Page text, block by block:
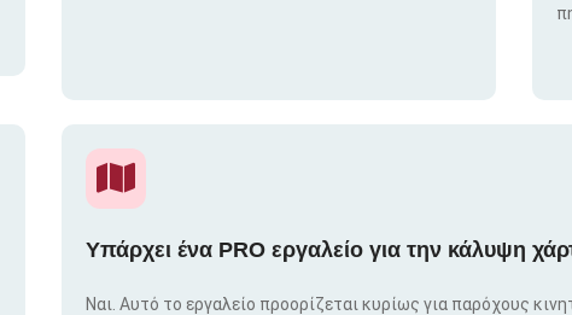
Υπάρχει ένα PRO εργαλείο για την κάλυψη
Ναι. Αυτό το εργαλείο προορίζεται κυρίως για παρόχους